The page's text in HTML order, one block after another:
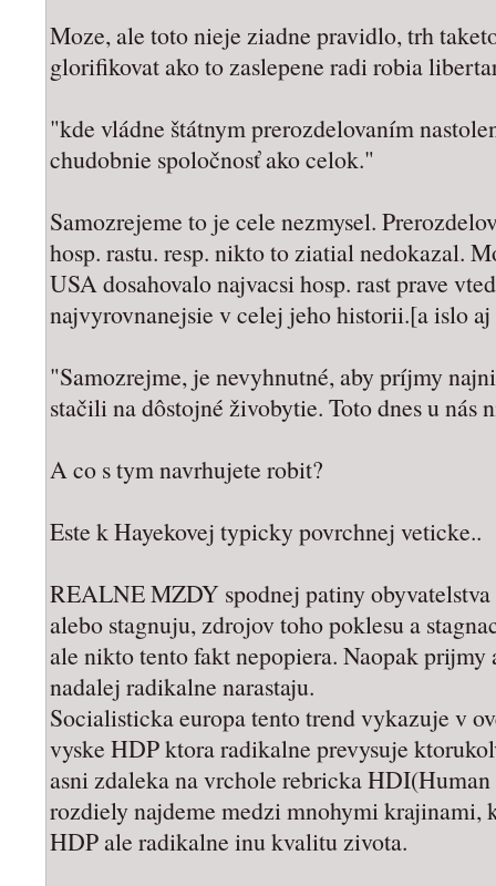
Moze, ale toto nieje ziadne pravidlo, trh
glorifikovat ako to zaslepene radi robia
"kde vládne štátnym prerozdelovaním
chudobnie spoločnosť ako celok."
Samozrejeme to je cele nezmysel.
hosp. rastu. resp. nikto to ziatial nedokazal.
USA dosahovalo najvacsi hosp. rast prave
najvyrovnanejsie v celej jeho historii.[a islo
"Samozrejme, je nevyhnutné, aby príjmy
stačili na dôstojné živobytie. Toto dnes u nás
A co s tym navrhujete robit?
Este k Hayekovej typicky povrchnej veticke..
REALNE MZDY spodnej patiny
alebo stagnuju, zdrojov toho poklesu a
ale nikto tento fakt nepopiera. Naopak
nadalej radikalne narastaju.
Socialisticka europa tento trend vykazuje v
vyske HDP ktora radikalne prevysuje
asni zdaleka na vrchole rebricka
rozdiely najdeme medzi mnohymi krajinami,
HDP ale radikalne inu kvalitu zivota.